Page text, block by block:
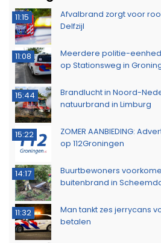
11:15
Afvalbrand zorgt voor
Delfzijl
11:08
Meerdere politie-
op Stationsweg in
15:44
Brandlucht in Noord-
natuurbrand in Limburg
15:22
ZOMER AANBIEDING:
op 112Groningen
14:17
Buurtbewoners
buitenbrand in
11:32
Man tankt zes jerrycans
betalen